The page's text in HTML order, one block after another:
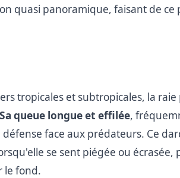
quasi panoramique, faisant de
tropicales et subtropicales, la
Sa queue longue et effilée,
face aux prédateurs. Ce
se sent piégée ou écrasée,
le fond.